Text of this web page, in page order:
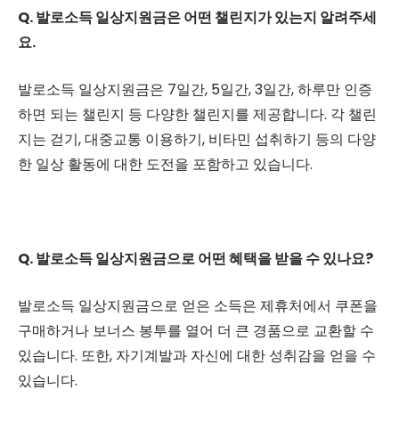
Q. 발로소득 일상지원금은 어떤 챌린지가 있는지 알려주세
요.
발로소득 일상지원금은 7일간, 5일간, 3일간, 하루만 인증
하면 되는 챌린지 등 다양한 챌린지를 제공합니다. 각 챌린
지는 걷기, 대중교통 이용하기, 비타민 섭취하기 등의 다양
한 일상 활동에 대한 도전을 포함하고 있습니다.
Q. 발로소득 일상지원금으로 어떤 혜택을 받을 수 있나요?
발로소득 일상지원금으로 얻은 소득은 제휴처에서 쿠폰을
구매하거나 보너스 봉투를 열어 더 큰 경품으로 교환할 수
있습니다. 또한, 자기계발과 자신에 대한 성취감을 얻을 수
있습니다.